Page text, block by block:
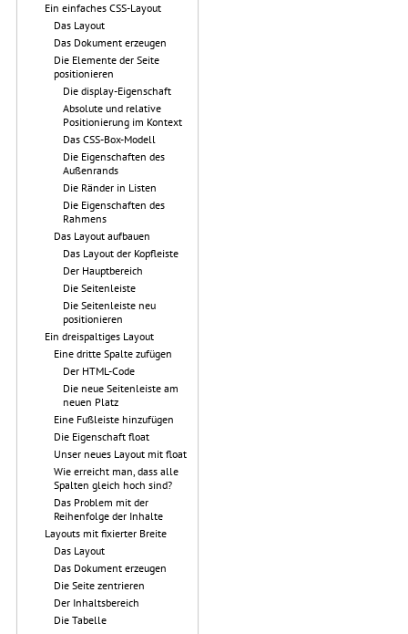
Ein einfaches CSS-Layout
Das Layout
Das Dokument erzeugen
Die Elemente der Seite
positionieren
Die display-Eigenschaft
Absolute und relative
Positionierung im Kontext
Das CSS-Box-Modell
Die Eigenschaften des
Außenrands
Die Ränder in Listen
Die Eigenschaften des
Rahmens
Das Layout aufbauen
Das Layout der Kopfleiste
Der Hauptbereich
Die Seitenleiste
Die Seitenleiste neu
positionieren
Ein dreispaltiges Layout
Eine dritte Spalte zufügen
Der HTML-Code
Die neue Seitenleiste am
neuen Platz
Eine Fußleiste hinzufügen
Die Eigenschaft float
Unser neues Layout mit float
Wie erreicht man, dass alle
Spalten gleich hoch sind?
Das Problem mit der
Reihenfolge der Inhalte
Layouts mit fixierter Breite
Das Layout
Das Dokument erzeugen
Die Seite zentrieren
Der Inhaltsbereich
Die Tabelle